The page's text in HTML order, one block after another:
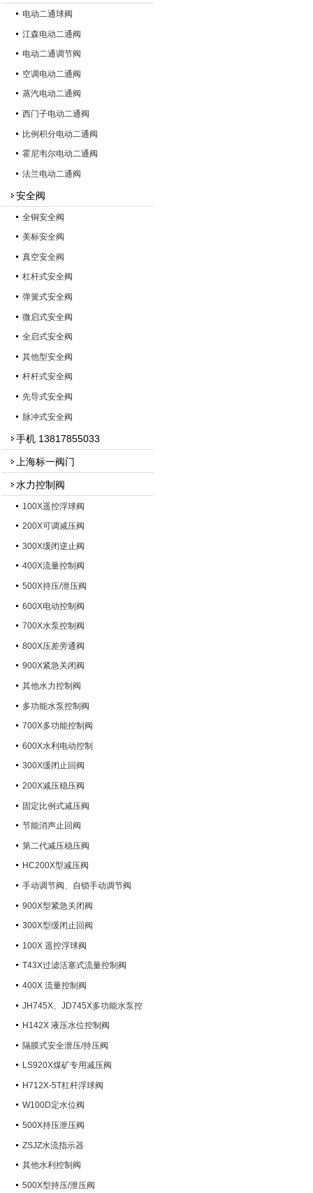
电动二通球阀
江森电动二通阀
电动二通调节阀
空调电动二通阀
蒸汽电动二通阀
西门子电动二通阀
比例积分电动二通阀
霍尼韦尔电动二通阀
法兰电动二通阀
安全阀
全铜安全阀
美标安全阀
真空安全阀
杠杆式安全阀
弹簧式安全阀
微启式安全阀
全启式安全阀
其他型安全阀
杆杆式安全阀
先导式安全阀
脉冲式安全阀
手机 13817855033
上海标一阀门
水力控制阀
100X遥控浮球阀
200X可调减压阀
300X缓闭逆止阀
400X流量控制阀
500X持压/泄压阀
600X电动控制阀
700X水泵控制阀
800X压差旁通阀
900X紧急关闭阀
其他水力控制阀
多功能水泵控制阀
700X多功能控制阀
600X水利电动控制
300X缓闭止回阀
200X减压稳压阀
固定比例式减压阀
节能消声止回阀
第二代减压稳压阀
HC200X型减压阀
手动调节阀、自锁手动调节阀
900X型紧急关闭阀
300X型缓闭止回阀
100X 遥控浮球阀
T43X过滤活塞式流量控制阀
400X 流量控制阀
JH745X、JD745X多功能水泵控
制阀H142X 液压水位控制阀
隔膜式安全泄压/持压阀
LS920X煤矿专用减压阀
H712X-5T杠杆浮球阀
W100D定水位阀
500X持压泄压阀
ZSJZ水流指示器
其他水利控制阀
500X型持压/泄压阀